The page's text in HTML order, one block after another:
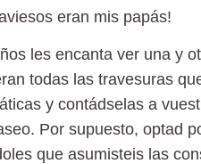
eran mis papás!
les encanta ver una y
todas las travesuras
y contádselas a
Por supuesto, optad
que asumisteis las